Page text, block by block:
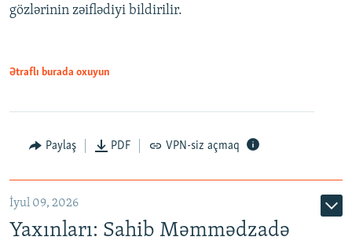
gözlərinin zəiflədiyi bildirilir.
Ətraflı burada oxuyun
Paylaş PDF VPN-siz açmaq
İyul 09, 2026
Yaxınları: Sahib Məmmədzadə